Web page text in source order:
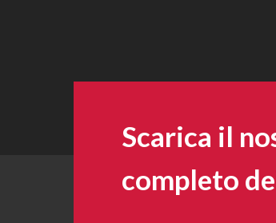
Scarica il
completo